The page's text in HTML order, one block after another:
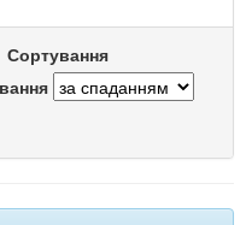
Сортування